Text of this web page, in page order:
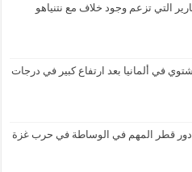
التي تزعم وجود خلاف مع نتنياهو
في ألمانيا بعد ارتفاع كبير في درجات
دور قطر المهم في الوساطة في حرب غزة